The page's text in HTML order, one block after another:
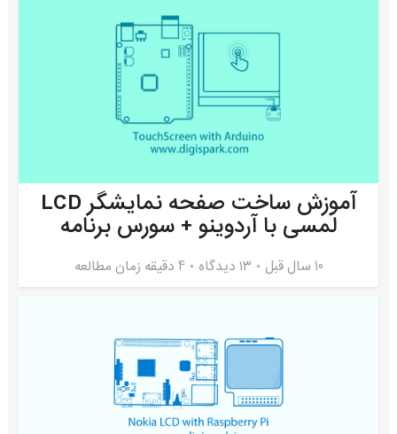
آموزش ساخت صفحه نمایشگر LCD
لمسی با آردوینو + سورس برنامه
10 سال قبل ۱۳ دیدگاه 4 دقیقه زمان مطالعه